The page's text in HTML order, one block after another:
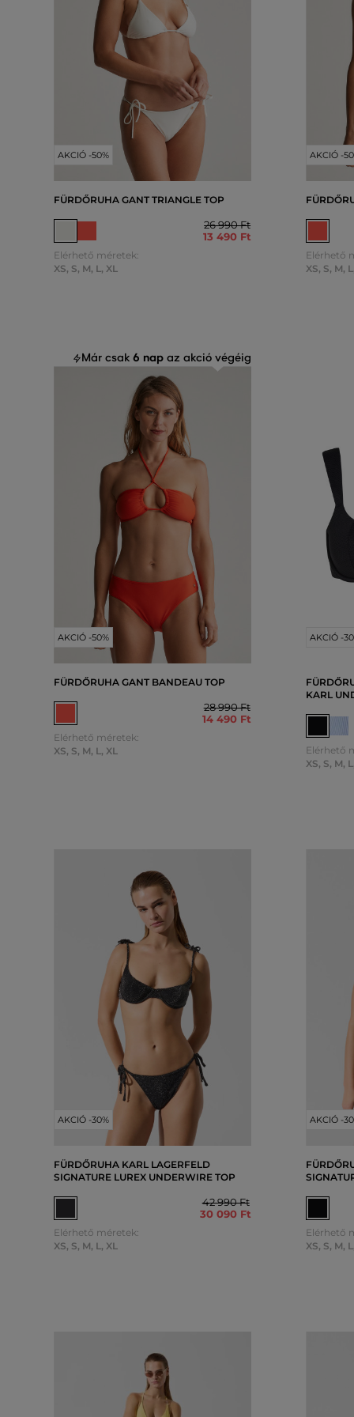
AKCIÓ -50%
FÜRDŐRUHA GANT TRIANGLE TOP
26 990 Ft
13 490 Ft
Elérhető méretek:
XS, S, M, L, XL
AKCIÓ -
Elérhető
XS, S, M, L
Már csak6 nap az akció végéig
AKCIÓ -50%
FÜRDŐRUHA GANT BANDEAU TOP
28 990 Ft
14 490 Ft
Elérhető méretek:
XS, S, M, L, XL
AKCIÓ -
KARL
Elérhető
XS, S, M, L
AKCIÓ -30%
FÜRDŐRUHA KARL LAGERFELD
SIGNATURE LUREX UNDERWIRE TOP
42 990 Ft
30 090 Ft
Elérhető méretek:
XS, S, M, L, XL
AKCIÓ -
Elérhető
XS, S, M, L